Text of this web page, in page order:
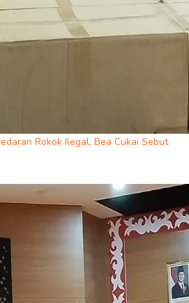
Rokok Ilegal, Bea Cukai Sebut